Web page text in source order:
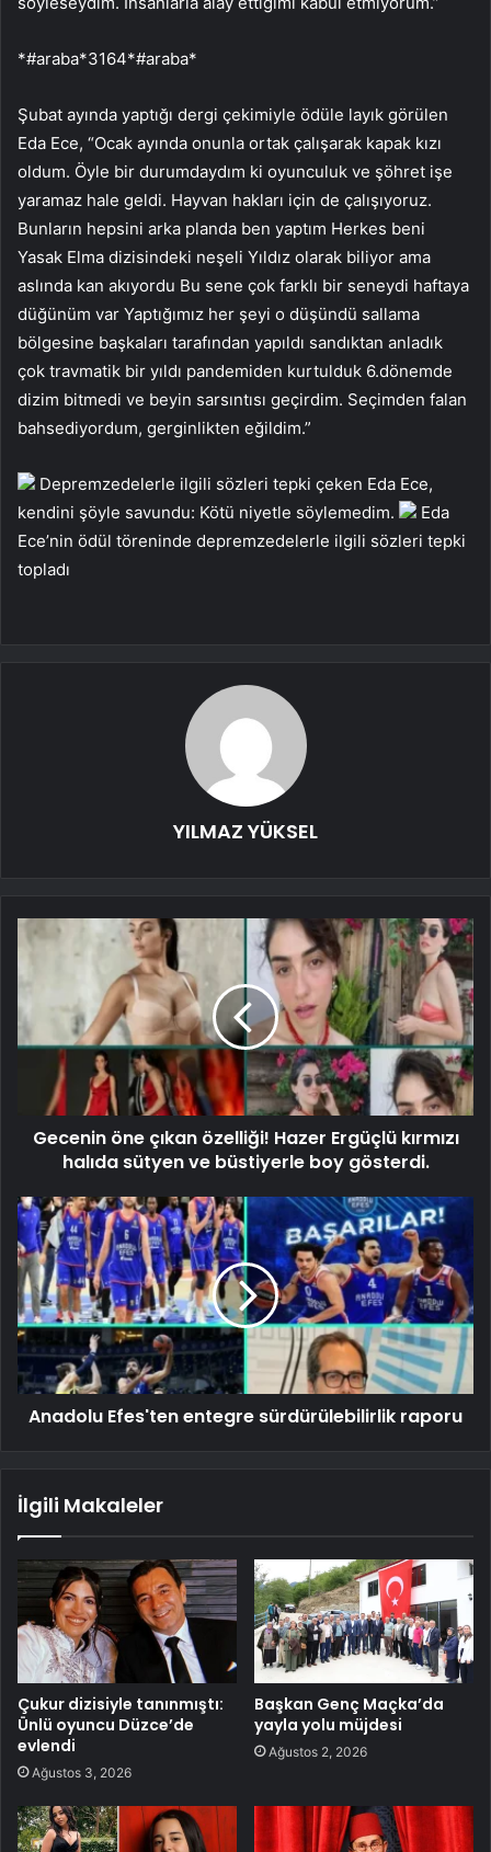
*#araba*3164*#araba*
Şubat ayında yaptığı dergi çekimiyle ödüle layık görülen
Eda Ece, “Ocak ayında onunla ortak çalışarak kapak kızı
oldum. Öyle bir durumdaydım ki oyunculuk ve şöhret işe
yaramaz hale geldi. Hayvan hakları için de çalışıyoruz.
Bunların hepsini arka planda ben yaptım Herkes beni
Yasak Elma dizisindeki neşeli Yıldız olarak biliyor ama
aslında kan akıyordu Bu sene çok farklı bir seneydi haftaya
düğünüm var Yaptığımız her şeyi o düşündü sallama
bölgesine başkaları tarafından yapıldı sandıktan anladık
çok travmatik bir yıldı pandemiden kurtulduk 6.dönemde
dizim bitmedi ve beyin sarsıntısı geçirdim. Seçimden falan
bahsediyordum, gerginlikten eğildim.”
Depremzedelerle ilgili sözleri tepki çeken Eda Ece,
kendini şöyle savundu: Kötü niyetle söylemedim.
Eda
Ece’nin ödül töreninde depremzedelerle ilgili sözleri tepki
topladı
YILMAZ YÜKSEL
Gecenin öne çıkan özelliği! Hazer Ergüçlü kırmızı
halıda sütyen ve büstiyerle boy gösterdi.
Anadolu Efes'ten entegre sürdürülebilirlik raporu
İlgili Makaleler
Çukur dizisiyle tanınmıştı:
Ünlü oyuncu Düzce’de
evlendi
Ağustos 3, 2026
Başkan Genç Maçka’da
yayla yolu müjdesi
Ağustos 2, 2026